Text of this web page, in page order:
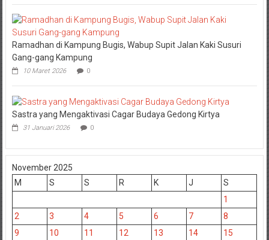
Ramadhan di Kampung Bugis, Wabup Supit Jalan Kaki Susuri
Gang-gang Kampung
10 Maret 2026 0
Sastra yang Mengaktivasi Cagar Budaya Gedong Kirtya
31 Januari 2026 0
November 2025
M
S S R K J
S
1
2
3 4 5 6 7
8
9
10 11 12 13 14 15